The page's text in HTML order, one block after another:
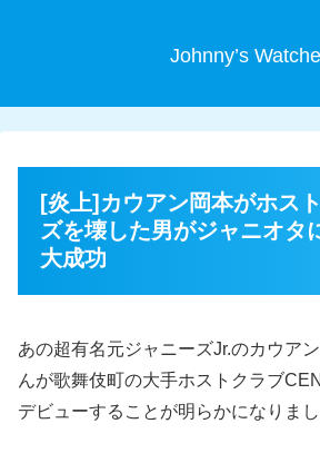
Johnny’s
[炎上]カウアン岡本がホス
ズを壊した男がジャニオタ
大成功
あの超有名元ジャニーズJr.のカウア
んが歌舞伎町の大手ホストクラブ
デビューすることが明らかになりまし